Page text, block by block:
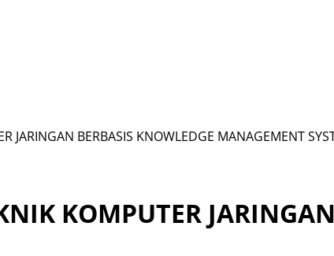
JARINGAN BERBASIS KNOWLEDGE MANAGEMENT
KOMPUTER